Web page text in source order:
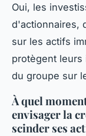
Oui, les
d'actionnaires,
sur les actifs
protègent leurs
du groupe sur
À quel
envisager la
scinder ses